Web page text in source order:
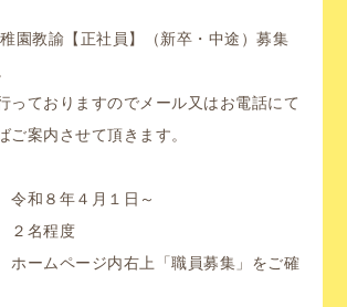
園教諭【正社員】（新卒・中途）募集
っておりますのでメール又はお電話にて
ご案内させて頂きます。
和８年４月１日～
２名程度
ムページ内右上「職員募集」をご確